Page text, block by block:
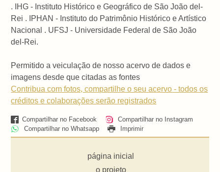
. IHG - Instituto Histórico e Geográfico de São João del-
Rei . IPHAN - Instituto do Patrimônio Histórico e Artístico
Nacional . UFSJ - Universidade Federal de São João
del-Rei.
Permitido a veiculação de nosso acervo de dados e
imagens desde que citadas as fontes
Contribua com fotos, compartilhe o seu acervo - todos os
créditos e colaborações serão registrados
Compartilhar no Facebook
Compartilhar no Instagram
Compartilhar no Whatsapp
Imprimir
página inicial
o projeto